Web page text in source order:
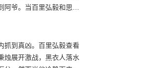
爷。当百里弘毅和思月
抓到真凶。百里弘毅查看
烛展开激战，黑衣人落水